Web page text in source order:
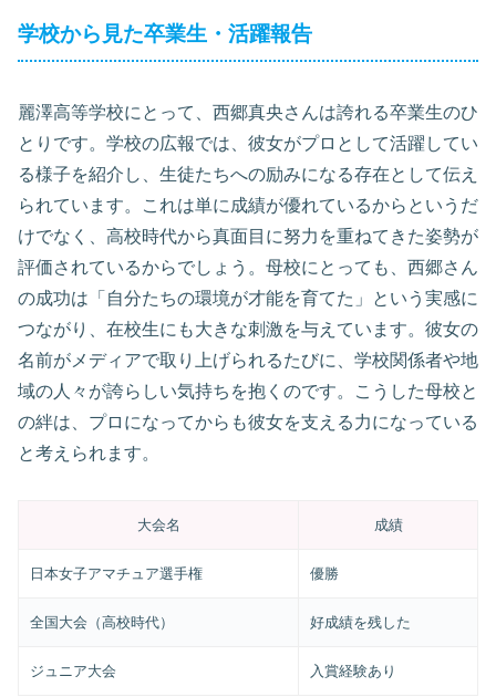
学校から見た卒業生・活躍報告
麗澤高等学校にとって、西郷真央さんは誇れる卒業生のひ
とりです。学校の広報では、彼女がプロとして活躍してい
る様子を紹介し、生徒たちへの励みになる存在として伝え
られています。これは単に成績が優れているからというだ
けでなく、高校時代から真面目に努力を重ねてきた姿勢が
評価されているからでしょう。母校にとっても、西郷さん
の成功は「自分たちの環境が才能を育てた」という実感に
つながり、在校生にも大きな刺激を与えています。彼女の
名前がメディアで取り上げられるたびに、学校関係者や地
域の人々が誇らしい気持ちを抱くのです。こうした母校と
の絆は、プロになってからも彼女を支える力になっている
と考えられます。
大会名 成績
日本女子アマチュア選手権 優勝
全国大会（高校時代） 好成績を残した
ジュニア大会 入賞経験あり